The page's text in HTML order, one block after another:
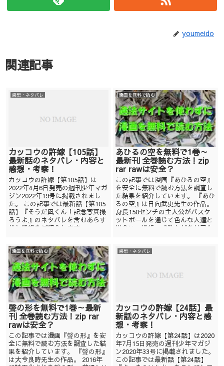
youmeido
関連記事
感想・ネタバレ
カッコウの許嫁【105話】
最新話のネタバレ・内容と
感想・考察！
カッコウの許嫁【第105話】は
2022年4月6日発売の週刊少年マガ
ジン2022年19号に掲載されまし
た。 この記事では最新話【第105
話】『そうだ凪くん！記念写真撮
ろうよ』のネタバレを含むあらす
じと感想をご紹介します。 ...
漫画を無料で読む
あひるの空を無料で1巻～
最新刊 全巻読む方法！zip
rar rawは安全？
この記事では漫画『あひるの空』
を安全に無料で読む方法を調査し
た結果を紹介しています。 『あひ
るの空』は日向武史先生の作品。
身長150センチの主人公がバスケ
ットボールを通じて色んな人達と
出会い、挫折、成功などをリアル
漫画を無料で読む
聲の形を無料で1巻～最新
刊 全巻読む方法！zip rar
rawは安全？
この記事では漫画『聲の形』を安
全に無料で読む方法を調査した結
果を紹介しています。 『聲の形』
は大今良時先生の作品。 2016年
感想・ネタバレ
カッコウの許嫁【24話】最
新話のネタバレ・内容と感
想・考察！
カッコウの許嫁【第24話】は2020
年7月15日発売の週刊少年マガジ
ン2020年33号に掲載されました。
この記事では最新話【第24話】